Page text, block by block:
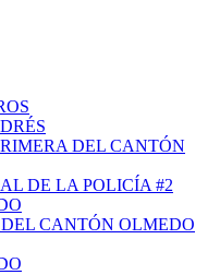
DEL CANTÓN
DE LA POLICÍA #2
CANTÓN OLMEDO